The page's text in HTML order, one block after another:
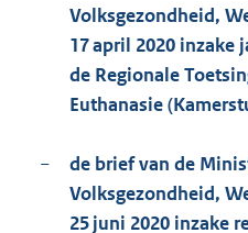
Volksgezondheid,
17 april 2020 inzake
de Regionale
Euthanasie
−
de brief van de
Volksgezondheid,
25 juni 2020 inzake